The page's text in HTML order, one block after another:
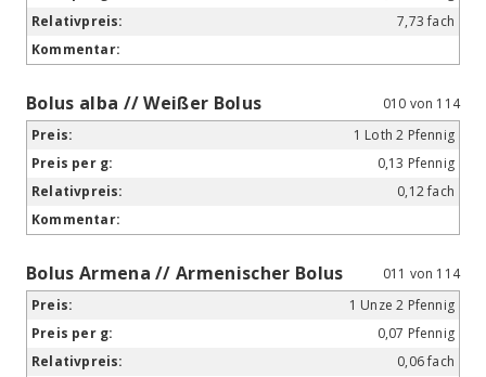
7,73 fach
Bolus alba // Weißer Bolus
010 von 114
1 Loth 2 Pfennig
0,13 Pfennig
0,12 fach
Bolus Armena // Armenischer Bolus
011 von 114
1 Unze 2 Pfennig
0,07 Pfennig
0,06 fach